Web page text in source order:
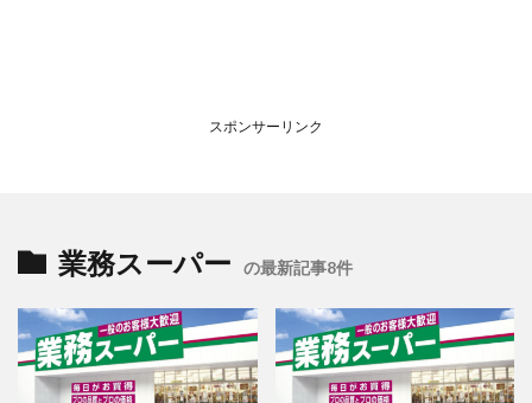
スポンサーリンク
業務スーパー の最新記事8件